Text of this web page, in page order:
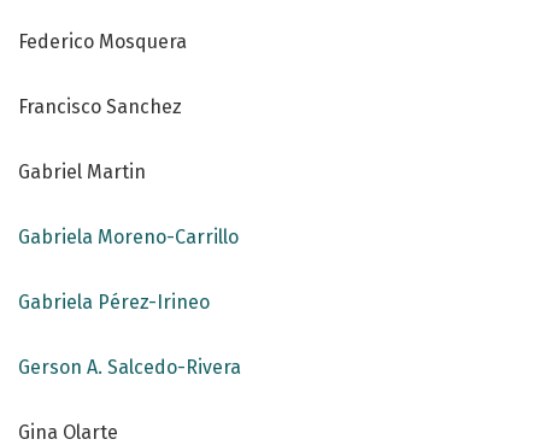
Federico Mosquera
Francisco Sanchez
Gabriel Martin
Gabriela Moreno-Carrillo
Gabriela Pérez-Irineo
Gerson A. Salcedo-Rivera
Gina Olarte